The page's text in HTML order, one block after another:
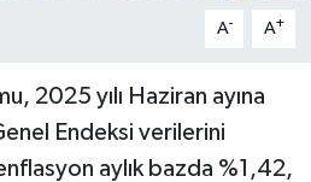
A- A+
2025 yılı Haziran ayına
Endeksi verilerini
aylık bazda %1,42,